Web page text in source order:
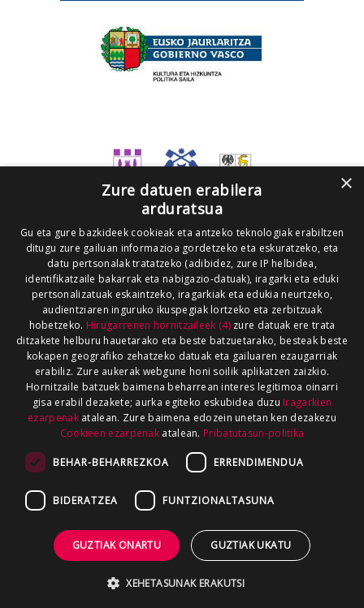
×
Zure datuen erabilera
arduratsua
Gu eta gure bazkideek cookieak eta antzeko teknologiak erabiltzen
ditugu zure gailuan informazioa gordetzeko eta eskuratzeko, eta
datu pertsonalak tratatzeko (adibidez, zure IP helbidea,
identifikatzaile bakarrak eta nabigazio-datuak), iragarki eta eduki
pertsonalizatuak eskaintzeko, iragarkiak eta edukia neurtzeko,
audientziaren inguruko ikuspegiak lortzeko eta zerbitzuak
hobetzeko. Hirugarrenen hornitzaileek (4)zure datuak ere trata
ditzakete helburu hauetarako eta beste batzuetarako, besteak beste
kokapen geografiko zehatzeko datuak eta gailuaren ezaugarriak
erabiliz. Zure aukerak webgune honi soilik aplikatzen zaizkio.
Hornitzaile batzuek baimena beharrean interes legitimoa oinarri
gisa erabil dezakete; aurka egiteko eskubidea duzu Iragarkien
ezarpenakatalean. Zure baimena edozein unetan ken dezakezu
Cookieen ezarpenak atalean. Pribatutasun-politika
BEHAR-BEHARREZKOA ERRENDIMENDUA
BIDERATZEA FUNTZIONALTASUNA
GUZTIAK ONARTU GUZTIAK UKATU
XEHETASUNAK ERAKUTSI